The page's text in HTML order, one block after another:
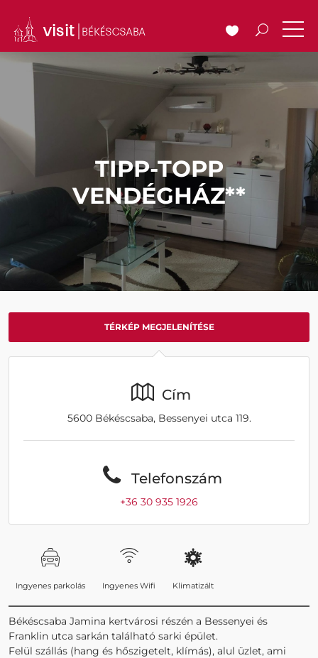
TIPP-TOPP
VENDÉGHÁZ**
TÉRKÉP MEGJELENÍTÉSE
Cím
5600 Békéscsaba, Bessenyei utca 119.
Telefonszám
+36 30 935 1926
Ingyenes parkolás Ingyenes Wifi Klimatizált
Békéscsaba Jamina kertvárosi részén a Bessenyei és
Franklin utca sarkán található sarki épület.
Felül szállás (hang és hőszigetelt, klímás), alul üzlet, ami